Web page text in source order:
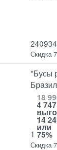
Скидка
*Бусы
1
18
4 747
14
или
75%
Скидка